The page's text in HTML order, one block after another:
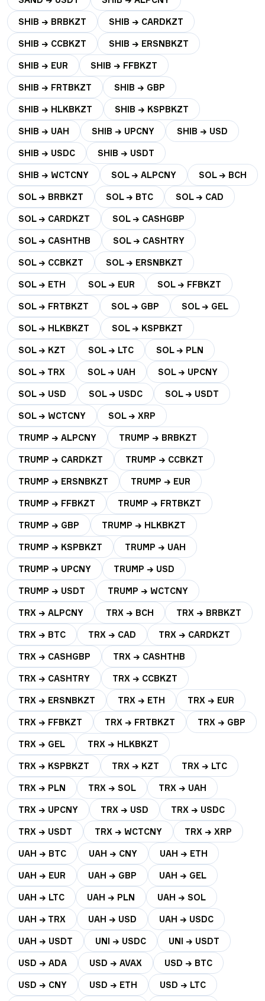
SHIB → BRBKZT SHIB → CARDKZT
SHIB → CCBKZT SHIB → ERSNBKZT
SHIB → EUR SHIB → FFBKZT
SHIB → FRTBKZT SHIB → GBP
SHIB → HLKBKZT SHIB → KSPBKZT
SHIB → UAH SHIB → UPCNY SHIB → USD
SHIB → USDC SHIB → USDT
SHIB → WCTCNY SOL → ALPCNY SOL → BCH
SOL → BRBKZT SOL → BTC SOL → CAD
SOL → CARDKZT SOL → CASHGBP
SOL → CASHTHB SOL → CASHTRY
SOL → CCBKZT SOL → ERSNBKZT
SOL → ETH SOL → EUR SOL → FFBKZT
SOL → FRTBKZT SOL → GBP SOL → GEL
SOL → HLKBKZT SOL → KSPBKZT
SOL → KZT SOL → LTC SOL → PLN
SOL → TRX SOL → UAH SOL → UPCNY
SOL → USD SOL → USDC SOL → USDT
SOL → WCTCNY SOL → XRP
TRUMP → ALPCNY TRUMP → BRBKZT
TRUMP → CARDKZT TRUMP → CCBKZT
TRUMP → ERSNBKZT TRUMP → EUR
TRUMP → FFBKZT TRUMP → FRTBKZT
TRUMP → GBP TRUMP → HLKBKZT
TRUMP → KSPBKZT TRUMP → UAH
TRUMP → UPCNY TRUMP → USD
TRUMP → USDT TRUMP → WCTCNY
TRX → ALPCNY TRX → BCH TRX → BRBKZT
TRX → BTC TRX → CAD TRX → CARDKZT
TRX → CASHGBP TRX → CASHTHB
TRX → CASHTRY TRX → CCBKZT
TRX → ERSNBKZT TRX → ETH TRX → EUR
TRX → FFBKZT TRX → FRTBKZT TRX → GBP
TRX → GEL TRX → HLKBKZT
TRX → KSPBKZT TRX → KZT TRX → LTC
TRX → PLN TRX → SOL TRX → UAH
TRX → UPCNY TRX → USD TRX → USDC
TRX → USDT TRX → WCTCNY TRX → XRP
UAH → BTC UAH → CNY UAH → ETH
UAH → EUR UAH → GBP UAH → GEL
UAH → LTC UAH → PLN UAH → SOL
UAH → TRX UAH → USD UAH → USDC
UAH → USDT UNI → USDC UNI → USDT
USD → ADA USD → AVAX USD → BTC
USD → CNY USD → ETH USD → LTC